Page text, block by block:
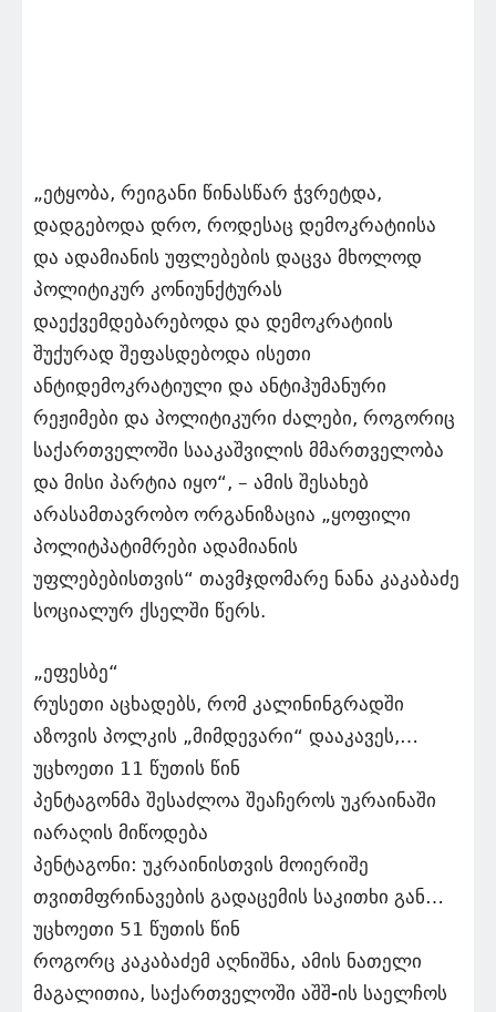
„ეტყობა, რეიგანი წინასწარ ჭვრეტდა,
დადგებოდა დრო, როდესაც დემოკრატიისა
და ადამიანის უფლებების დაცვა მხოლოდ
პოლიტიკურ კონიუნქტურას
დაექვემდებარებოდა და დემოკრატიის
შუქურად შეფასდებოდა ისეთი
ანტიდემოკრატიული და ანტიჰუმანური
რეჟიმები და პოლიტიკური ძალები, როგორიც
საქართველოში სააკაშვილის მმართველობა
და მისი პარტია იყო“, – ამის შესახებ
არასამთავრობო ორგანიზაცია „ყოფილი
პოლიტპატიმრები ადამიანის
უფლებებისთვის“ თავმჯდომარე ნანა კაკაბაძე
სოციალურ ქსელში წერს.
„ეფესბე“
რუსეთი აცხადებს, რომ კალინინგრადში
აზოვის პოლკის „მიმდევარი“ დააკავეს,…
უცხოეთი 11 წუთის წინ
პენტაგონმა შესაძლოა შეაჩეროს უკრაინაში
იარაღის მიწოდება
პენტაგონი: უკრაინისთვის მოიერიშე
თვითმფრინავების გადაცემის საკითხი გან…
უცხოეთი 51 წუთის წინ
როგორც კაკაბაძემ აღნიშნა, ამის ნათელი
მაგალითია, საქართველოში აშშ-ის საელჩოს